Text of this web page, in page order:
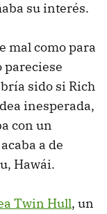
su interés.
mal como para
pareciese
sido si Rich
inesperada,
con un
a de
Hawái.
Twin Hull, un